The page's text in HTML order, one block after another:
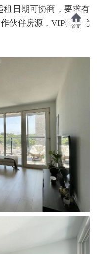
租日期可协商，要求有
伙伴房源，VIP客户优
首页